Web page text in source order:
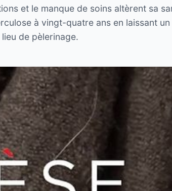
et le manque de soins altèrent sa
à vingt-quatre ans en laissant
de pèlerinage.